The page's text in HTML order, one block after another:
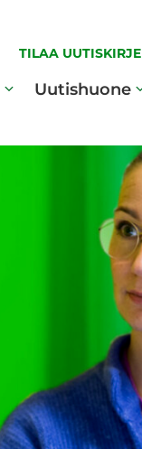
TILAA UUTISKIRJE
Uutishuone